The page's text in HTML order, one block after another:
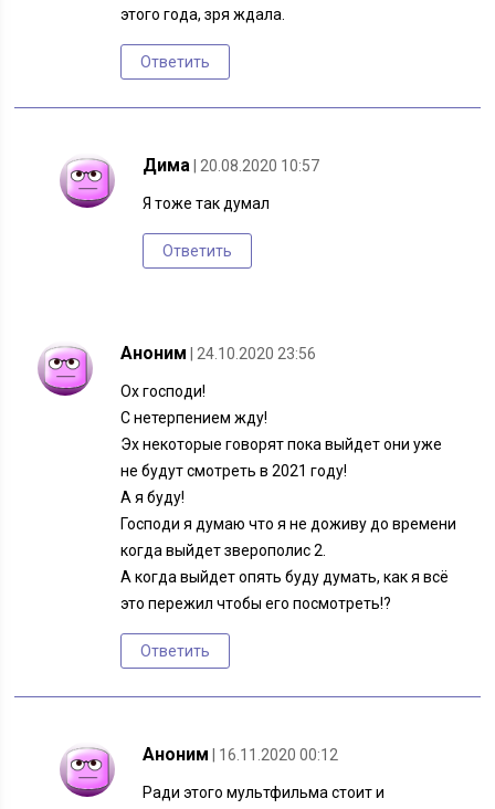
этого года, зря ждала.
Ответить
Дима | 20.08.2020 10:57
Я тоже так думал
Ответить
Аноним | 24.10.2020 23:56
Ох господи!
С нетерпением жду!
Эх некоторые говорят пока выйдет они уже
не будут смотреть в 2021 году!
А я буду!
Господи я думаю что я не доживу до времени
когда выйдет зверополис 2.
А когда выйдет опять буду думать, как я всё
это пережил чтобы его посмотреть!?
Ответить
Аноним | 16.11.2020 00:12
Ради этого мультфильма стоит и